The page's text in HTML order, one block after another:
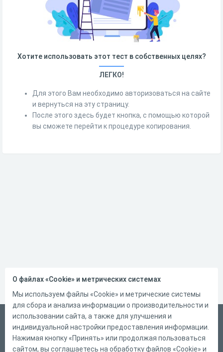
Хотите использовать этот тест в собственных целях?
ЛЕГКО!
Для этого Вам необходимо авторизоваться на сайте
и вернуться на эту страницу.
После этого здесь будет кнопка, с помощью которой
вы сможете перейти к процедуре копирования.
Русский
Справка
О файлах «Cookie» и метрических системах
Мы используем файлы «Cookie» и метрические системы
для сбора и анализа информации о производительности и
использовании сайта, а также для улучшения и
индивидуальной настройки предоставления информации.
Нажимая кнопку «Принять» или продолжая пользоваться
сайтом, вы соглашаетесь на обработку файлов «Cookie» и